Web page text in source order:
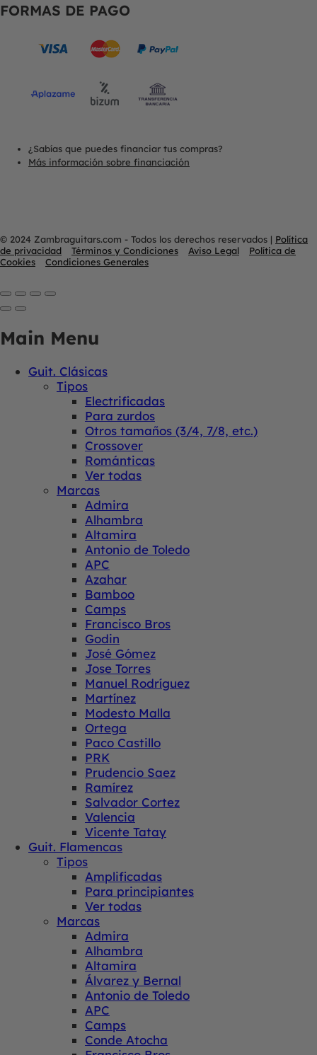
FORMAS DE PAGO
¿Sabías que puedes financiar tus compras?
Más información sobre financiación
© 2024 Zambraguitars.com - Todos los derechos reservados | Política
de privacidad
Términos y Condiciones Aviso Legal
Política de
Cookies
Condiciones Generales
Main Menu
Guit. Clásicas
Tipos
Electrificadas
Para zurdos
Otros tamaños (3/4, 7/8, etc.)
Crossover
Románticas
Ver todas
Marcas
Admira
Alhambra
Altamira
Antonio de Toledo
APC
Azahar
Bamboo
Camps
Francisco Bros
Godin
José Gómez
Jose Torres
Manuel Rodríguez
Martínez
Modesto Malla
Ortega
Paco Castillo
PRK
Prudencio Saez
Ramírez
Salvador Cortez
Valencia
Vicente Tatay
Guit. Flamencas
Tipos
Amplificadas
Para principiantes
Ver todas
Marcas
Admira
Alhambra
Altamira
Álvarez y Bernal
Antonio de Toledo
APC
Camps
Conde Atocha